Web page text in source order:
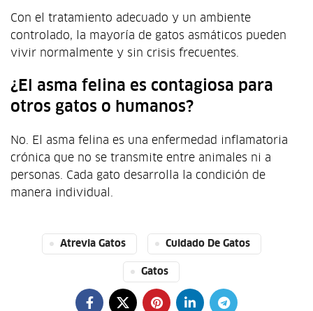
Con el tratamiento adecuado y un ambiente
controlado, la mayoría de gatos asmáticos pueden
vivir normalmente y sin crisis frecuentes.
¿El asma felina es contagiosa para
otros gatos o humanos?
No. El asma felina es una enfermedad inflamatoria
crónica que no se transmite entre animales ni a
personas. Cada gato desarrolla la condición de
manera individual.
Atrevia Gatos Cuidado De Gatos
Gatos